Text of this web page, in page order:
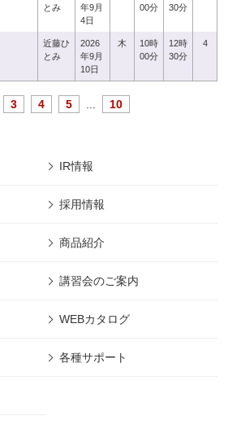
とみ
年9月
4日
00分
30分
近藤ひ
とみ
2026
年9月
10日
木
10時
00分
12時
30分
4
3 4 5 10
IR情報
採用情報
商品紹介
講習会のご案内
WEBカタログ
各種サポート